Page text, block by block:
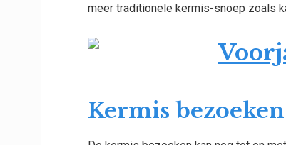
meer traditionele kermis-snoep zoals
Kermis bezoeken